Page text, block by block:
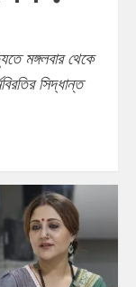
মঙ্গলবার থেকে
সিদ্ধান্ত